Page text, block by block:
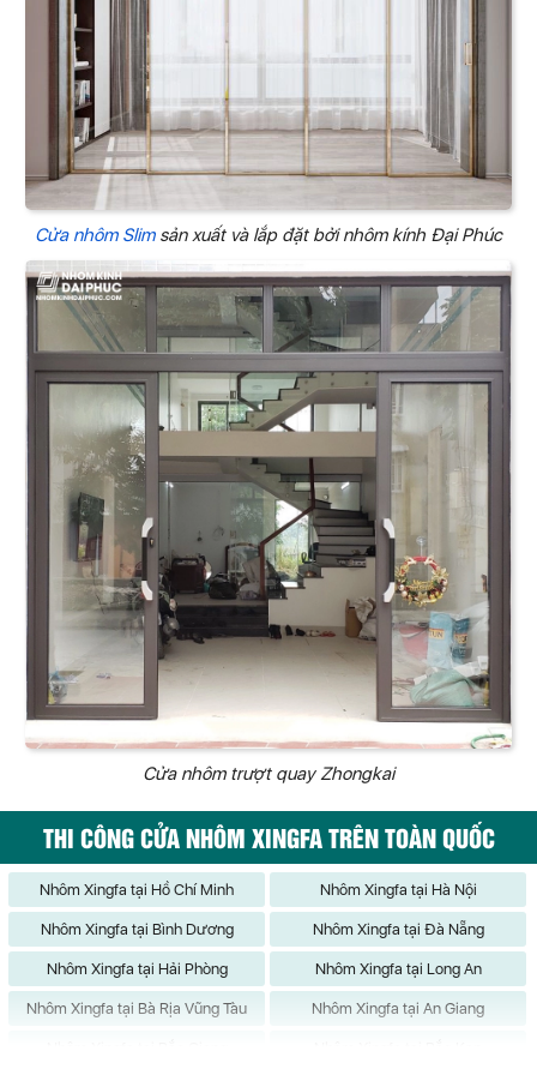
Cửa nhôm Slimsản xuất và lắp đặt bởi nhôm kính Đại Phúc
Cửa nhôm trượt quay Zhongkai
THI CÔNG CỬA NHÔM XINGFA TRÊN TOÀN QUỐC
Nhôm Xingfa tại Hồ Chí Minh Nhôm Xingfa tại Hà Nội
Nhôm Xingfa tại Bình Dương Nhôm Xingfa tại Đà Nẵng
Nhôm Xingfa tại Hải Phòng Nhôm Xingfa tại Long An
Nhôm Xingfa tại Bà Rịa Vũng Tàu Nhôm Xingfa tại An Giang